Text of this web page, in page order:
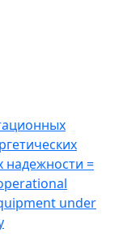
надежности =
under